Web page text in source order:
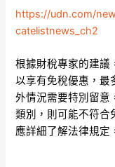
https://udn.com/
catelistnews_ch2
根據財稅專家的建議
以享有免稅優惠，最
外情況需要特別留意
類別，則可能不符合
應詳細了解法律規定